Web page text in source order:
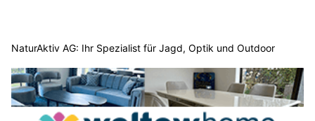
NaturAktiv AG: Ihr Spezialist für Jagd, Optik und Outdoor